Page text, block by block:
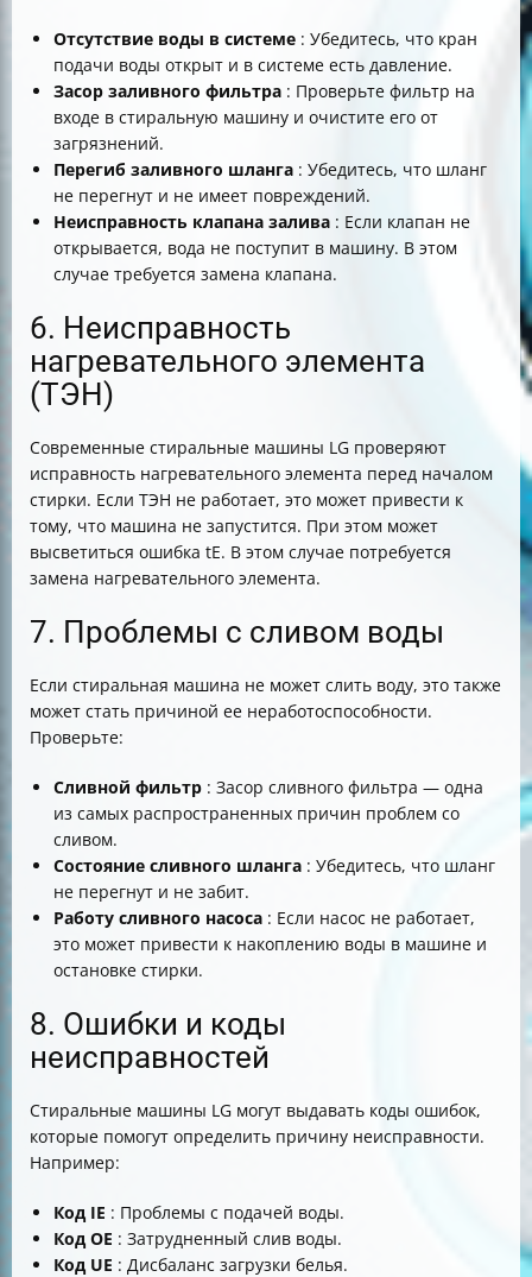
Отсутствие воды в системе : Убедитесь, что кран
подачи воды открыт и в системе есть давление.
Засор заливного фильтра : Проверьте фильтр на
входе в стиральную машину и очистите его от
загрязнений.
Перегиб заливного шланга : Убедитесь, что шланг
не перегнут и не имеет повреждений.
Неисправность клапана залива : Если клапан не
открывается, вода не поступит в машину. В этом
случае требуется замена клапана.
6. Неисправность
нагревательного элемента
(ТЭН)
Современные стиральные машины LG проверяют
исправность нагревательного элемента перед началом
стирки. Если ТЭН не работает, это может привести к
тому, что машина не запустится. При этом может
высветиться ошибка tE. В этом случае потребуется
замена нагревательного элемента.
7. Проблемы с сливом воды
Если стиральная машина не может слить воду, это также
может стать причиной ее неработоспособности.
Проверьте:
Сливной фильтр : Засор сливного фильтра — одна
из самых распространенных причин проблем со
сливом.
Состояние сливного шланга : Убедитесь, что шланг
не перегнут и не забит.
Работу сливного насоса : Если насос не работает,
это может привести к накоплению воды в машине и
остановке стирки.
8. Ошибки и коды
неисправностей
Стиральные машины LG могут выдавать коды ошибок,
которые помогут определить причину неисправности.
Например:
Код IE : Проблемы с подачей воды.
Код OE : Затрудненный слив воды.
Код UE : Дисбаланс загрузки белья.